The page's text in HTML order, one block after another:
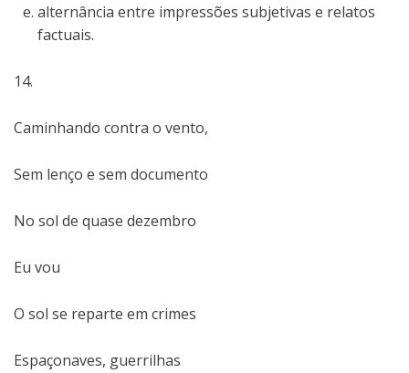
alternância entre impressões subjetivas e relatos
factuais.
14.
Caminhando contra o vento,
Sem lenço e sem documento
No sol de quase dezembro
Eu vou
O sol se reparte em crimes
Espaçonaves, guerrilhas